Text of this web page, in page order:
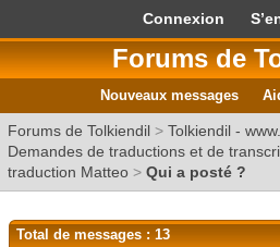
Connexion
Forums de
Nouveaux messages
Forums de Tolkiendil > Tolkiendil -
Demandes de traductions et de
traduction Matteo > Qui a posté ?
Total de messages : 13